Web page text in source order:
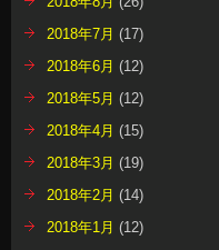
2018年7月 (17)
2018年6月 (12)
2018年5月 (12)
2018年4月 (15)
2018年3月 (19)
2018年2月 (14)
2018年1月 (12)